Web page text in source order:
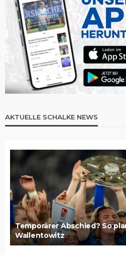
AKTUELLE SCHALKE NEWS
Temporärer Abschied? So
Wallentowitz